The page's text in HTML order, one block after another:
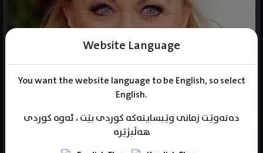
Website Language
You want the website language to be English, so select
English.
دەتەوێت زمانی وێبسایتەکە کوردی بێت ، ئەوە کوردی
هەڵبژێرە